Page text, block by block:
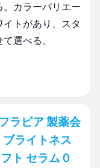
。カラーバリエー
トがあり、スタ
選べる。
ラビア 製薬会
ライトネス
ト セラム０